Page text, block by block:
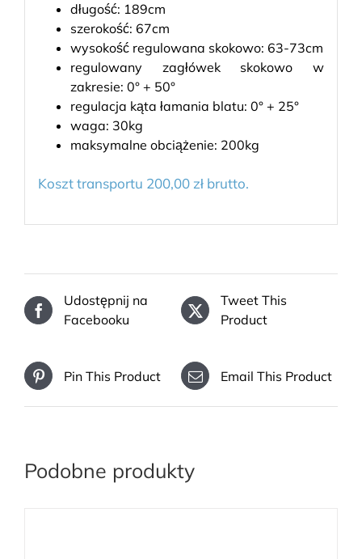
długość: 189cm
szerokość: 67cm
wysokość regulowana skokowo: 63-73cm
regulowany zagłówek skokowo w
zakresie: 0° + 50°
regulacja kąta łamania blatu: 0° + 25°
waga: 30kg
maksymalne obciążenie: 200kg
Koszt transportu 200,00 zł brutto.
Udostępnij na
Facebooku
Tweet This
Product
Pin This Product Email This Product
Podobne produkty